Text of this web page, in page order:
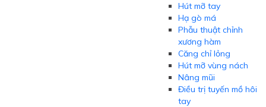
Hút mỡ tay
Hạ gò má
Phẫu thuật chỉnh
xương hàm
Căng chỉ lỏng
Hút mỡ vùng nách
Nâng mũi
Điều trị tuyến mồ hôi
tay